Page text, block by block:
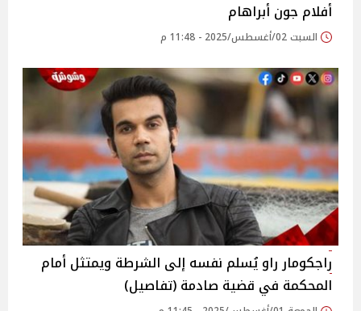
أفلام جون أبراهام
السبت 02/أغسطس/2025 - 11:48 م
راجكومار راو يُسلم نفسه إلى الشرطة ويمتثل أمام
المحكمة في قضية صادمة (تفاصيل)